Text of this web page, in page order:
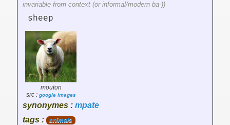
invariable from context (or informal/modern ba-))
sheep
mouton
src : google images
synonymes : mpate
tags :
animals